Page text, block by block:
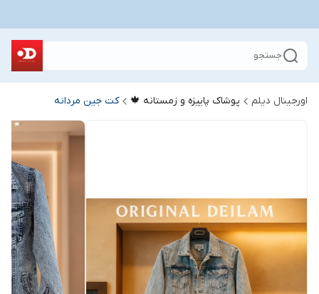
جستجو
اورجینال دیلم پوشاک پاییزه و زمستانه 🍁 کت جین مردانه